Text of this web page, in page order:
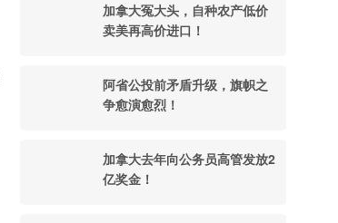
加拿大冤大头，自种农产低价
卖美再高价进口！
阿省公投前矛盾升级，旗帜之
争愈演愈烈！
加拿大去年向公务员高管发放2
亿奖金！